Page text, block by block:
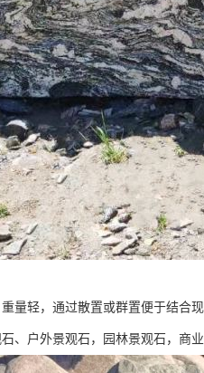
量轻，通过散置或群置便于结合
、户外景观石，园林景观石，商